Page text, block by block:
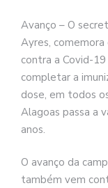
Avanço – O
Ayres, comemora
contra a Covid-
completar a
dose, em todos
Alagoas passa a
anos.
O avanço da
também vem